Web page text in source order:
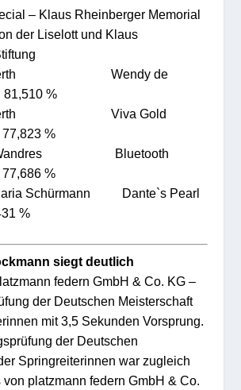
– Klaus Rheinberger Memorial
der Liselott und Klaus
Werth Wendy de
%
Werth Viva Gold
%
Wandres Bluetooth
%
Schürmann Dante`s Pearl
%
siegt deutlich
federn GmbH & Co. KG –
der Deutschen Meisterschaft
mit 3,5 Sekunden Vorsprung.
der Deutschen
Springreiterinnen war zugleich
platzmann federn GmbH & Co.